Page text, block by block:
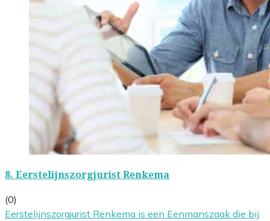
8. Eerstelijnszorgjurist Renkema
(0)
Eerstelijnszorgjurist Renkema is een Eenmanszaak die bij